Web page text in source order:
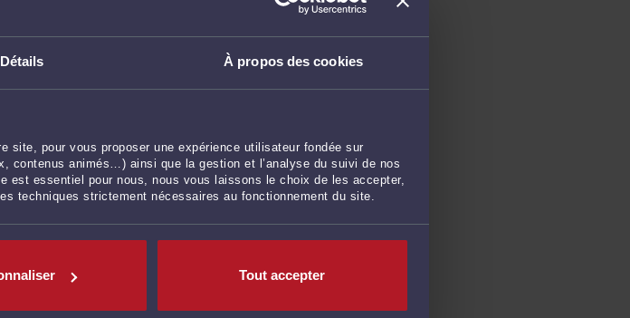
Détails À propos des cookies
site, pour vous proposer une expérience utilisateur fondée sur
contenus animés…) ainsi que la gestion et l’analyse du suivi de nos
essentiel pour nous, nous vous laissons le choix de les accepter,
techniques strictement nécessaires au fonctionnement du site.
Tout accepter